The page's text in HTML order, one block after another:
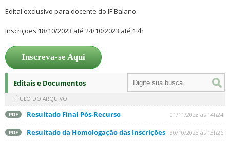
Edital exclusivo para docente do IF Baiano.
Inscrições 18/10/2023 até 24/10/2023 até 17h
Inscreva-se Aqui
Editais e Documentos
TÍTULO DO ARQUIVO
PDF Resultado Final Pós-Recurso 01/11/2023 às 14h24
PDF Resultado da Homologação das Inscrições 30/10/2023 às 13h26